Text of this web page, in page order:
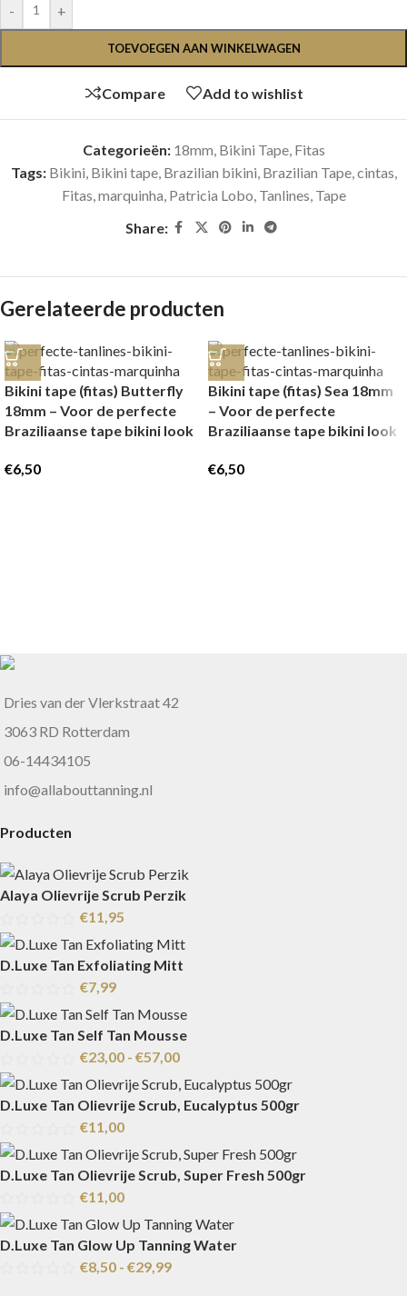
- +
TOEVOEGEN AAN WINKELWAGEN
Compare Add to wishlist
Categorieën: 18mm, Bikini Tape, Fitas
Tags: Bikini, Bikini tape, Brazilian bikini, Brazilian Tape,cintas,
Fitas,marquinha, Patricia Lobo, Tanlines, Tape
Share:
Gerelateerde producten
Bikini tape (fitas) Butterfly
18mm – Voor de perfecte
Braziliaanse tape bikini look
€6,50
Bikini tape (fitas) Sea 18mm
– Voor de perfecte
Braziliaanse tape bikini look
€6,50
Dries van der Vlerkstraat 42
3063 RD Rotterdam
06-14434105
info@allabouttanning.nl
Producten
Alaya Olievrije Scrub Perzik
€11,95
D.Luxe Tan Exfoliating Mitt
€7,99
D.Luxe Tan Self Tan Mousse
€23,00 - €57,00
D.Luxe Tan Olievrije Scrub, Eucalyptus 500gr
€11,00
D.Luxe Tan Olievrije Scrub, Super Fresh 500gr
€11,00
D.Luxe Tan Glow Up Tanning Water
€8,50 - €29,99